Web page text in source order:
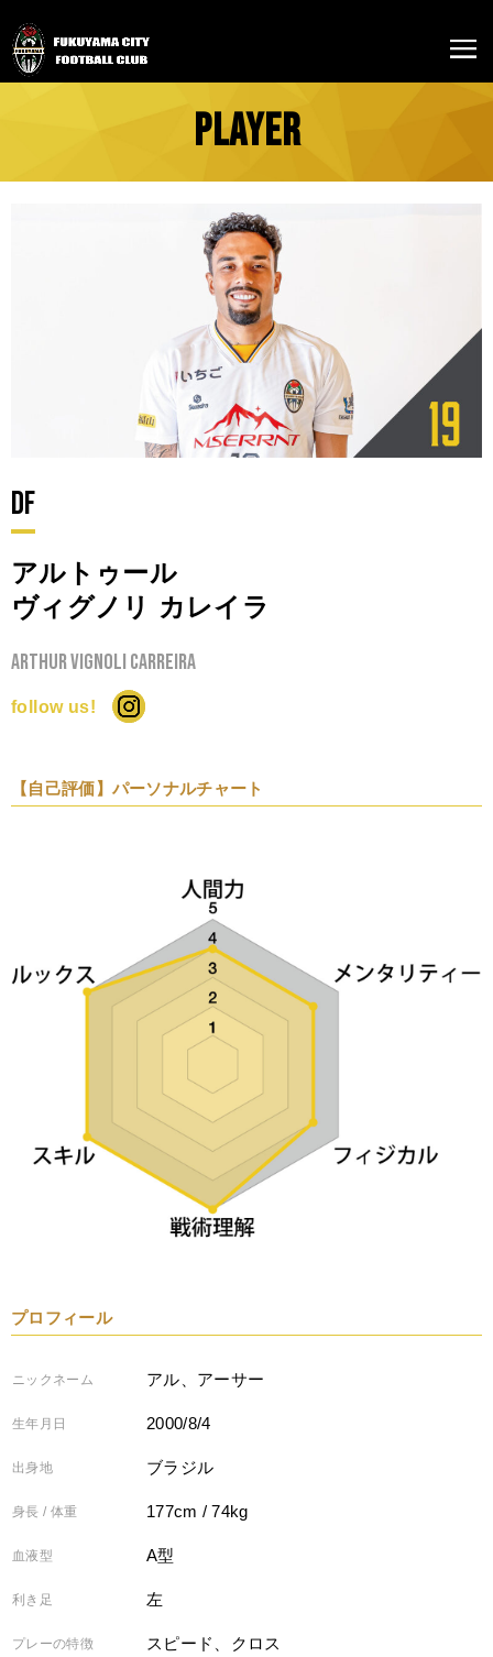
PLAYER
DF
アルトゥール
ヴィグノリ カレイラ
Arthur vignoli carreira
follow us!
【自己評価】パーソナルチャート
プロフィール
ニックネーム アル、アーサー
生年月日 2000/8/4
出身地 ブラジル
身長 / 体重 177cm / 74kg
血液型 A型
利き足 左
プレーの特徴 スピード、クロス